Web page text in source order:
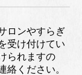
ロンやすらぎ
受け付けてい
られますの
絡ください。